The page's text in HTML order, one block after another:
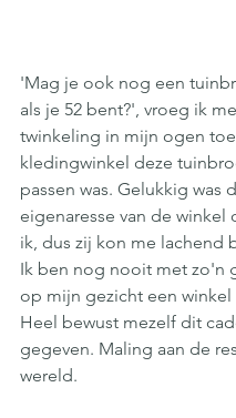
'Mag je ook nog een
als je 52 bent?', vroeg ik
twinkeling in mijn ogen
kledingwinkel deze
passen was. Gelukkig was
eigenaresse van de winkel
ik, dus zij kon me lachend
Ik ben nog nooit met zo'n
op mijn gezicht een
Heel bewust mezelf dit
gegeven. Maling aan de
wereld.